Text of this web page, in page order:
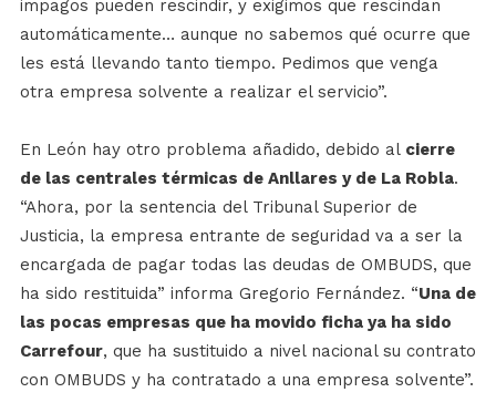
impagos pueden rescindir, y exigimos que rescindan
automáticamente… aunque no sabemos qué ocurre que
les está llevando tanto tiempo. Pedimos que venga
otra empresa solvente a realizar el servicio”.
En León hay otro problema añadido, debido al cierre
de las centrales térmicas de Anllares y de La Robla.
“Ahora, por la sentencia del Tribunal Superior de
Justicia, la empresa entrante de seguridad va a ser la
encargada de pagar todas las deudas de OMBUDS, que
ha sido restituida” informa Gregorio Fernández. “Una de
las pocas empresas que ha movido ficha ya ha sido
Carrefour, que ha sustituido a nivel nacional su contrato
con OMBUDS y ha contratado a una empresa solvente”.